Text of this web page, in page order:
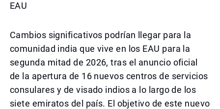
EAU
Cambios significativos podrían llegar para la
comunidad india que vive en los EAU para la
segunda mitad de 2026, tras el anuncio oficial
de la apertura de 16 nuevos centros de servicios
consulares y de visado indios a lo largo de los
siete emiratos del país. El objetivo de este nuevo